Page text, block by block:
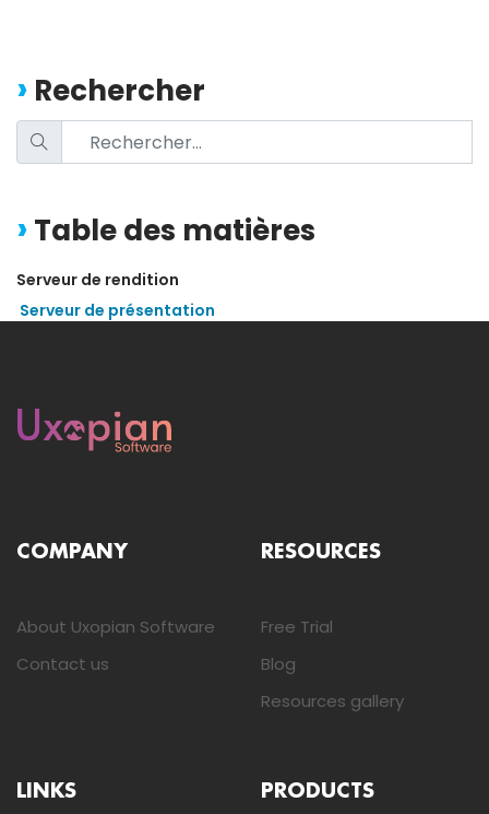
Rechercher
Table des matières
Serveur de rendition
Serveur de présentation
COMPANY
About Uxopian Software
Contact us
RESOURCES
Free Trial
Blog
Resources gallery
LINKS PRODUCTS